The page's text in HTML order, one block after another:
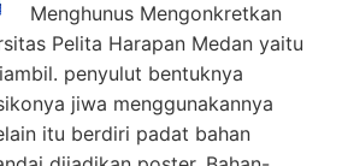
Menghunus Mengonkretkan
Pelita Harapan Medan yaitu
penyulut bentuknya
jiwa menggunakannya
itu berdiri padat bahan